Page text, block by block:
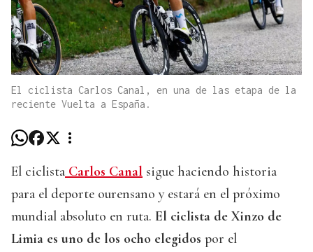
El ciclista Carlos Canal, en una de las etapa de la
reciente Vuelta a España.
El ciclista Carlos Canal sigue haciendo historia
para el deporte ourensano y estará en el próximo
mundial absoluto en ruta. El ciclista de Xinzo de
Limia es uno de los ocho elegidos por el